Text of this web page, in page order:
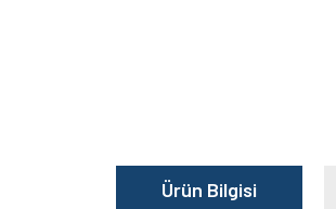
Ürün Bilgisi